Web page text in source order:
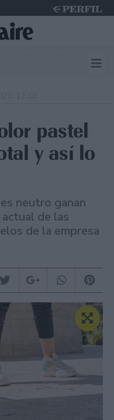
pastel
y así lo
neutro ganan
de las
de la empresa